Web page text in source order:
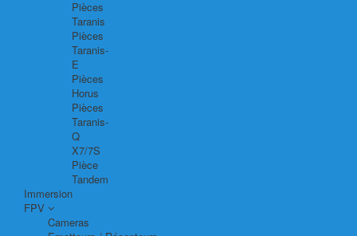
Pièces
Taranis
Pièces
Taranis-
E
Pièces
Horus
Pièces
Taranis-
Q
X7/7S
Pièce
Tandem
Immersion
FPV
Cameras